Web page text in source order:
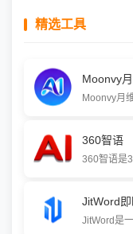
精选工具
Moonvy
360智语
JitWord